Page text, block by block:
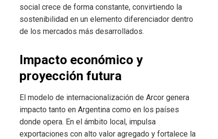
social crece de forma constante, convirtiendo la
sostenibilidad en un elemento diferenciador dentro
de los mercados más desarrollados.
Impacto económico y
proyección futura
El modelo de internacionalización de Arcor genera
impacto tanto en Argentina como en los países
donde opera. En el ámbito local, impulsa
exportaciones con alto valor agregado y fortalece la